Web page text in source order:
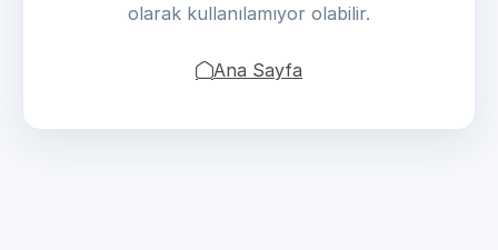
olarak kullanılamıyor olabilir.
Ana Sayfa